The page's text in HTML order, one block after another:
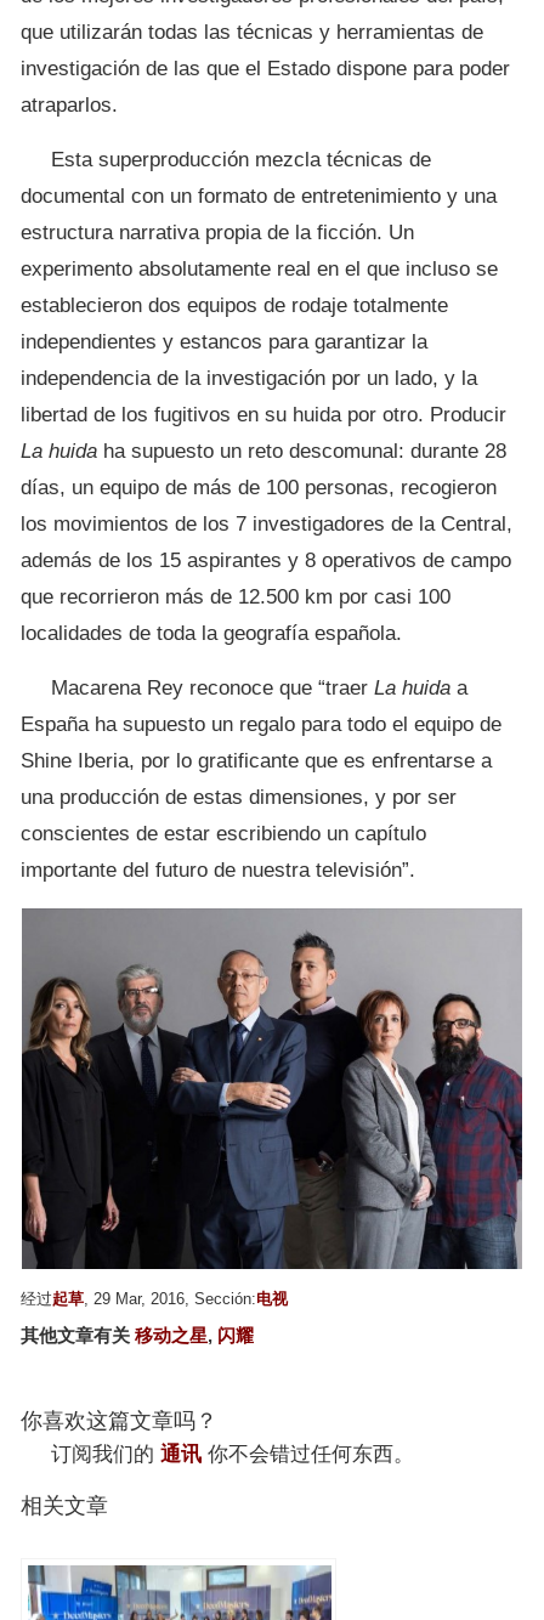
que utilizarán todas las técnicas y herramientas de
investigación de las que el Estado dispone para poder
atraparlos.
Esta superproducción mezcla técnicas de
documental con un formato de entretenimiento y una
estructura narrativa propia de la ficción. Un
experimento absolutamente real en el que incluso se
establecieron dos equipos de rodaje totalmente
independientes y estancos para garantizar la
independencia de la investigación por un lado, y la
libertad de los fugitivos en su huida por otro. Producir
La huida ha supuesto un reto descomunal: durante 28
días, un equipo de más de 100 personas, recogieron
los movimientos de los 7 investigadores de la Central,
además de los 15 aspirantes y 8 operativos de campo
que recorrieron más de 12.500 km por casi 100
localidades de toda la geografía española.
Macarena Rey reconoce que “traer La huida a
España ha supuesto un regalo para todo el equipo de
Shine Iberia, por lo gratificante que es enfrentarse a
una producción de estas dimensiones, y por ser
conscientes de estar escribiendo un capítulo
importante del futuro de nuestra televisión”.
经过起草 , 29 Mar, 2016, Sección:电视
其他文章有关 移动之星, 闪耀
你喜欢这篇文章吗？
订阅我们的 通讯 你不会错过任何东西。
相关文章